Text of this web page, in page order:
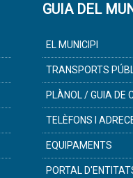
GUIA DEL
EL MUNICIPI
TRANSPORTS
PLÀNOL / GUIA DE
TELÈFONS I
EQUIPAMENTS
PORTAL